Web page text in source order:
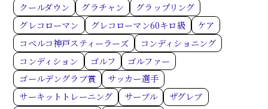
クールダウン
グラチャン
グラップリング
グレコローマン
グレコローマン60キロ級
ケア
コベルコ神戸スティーラーズ
コンディショニング
コンディション
ゴルフ
ゴルファー
ゴールデングラブ賞
サッカー選手
サーキットトレーニング
サーブル
ザグレブ